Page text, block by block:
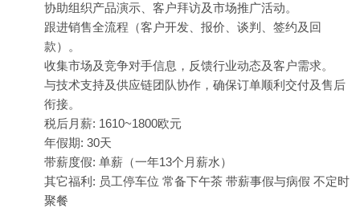
协助组织产品演示、客户拜访及市场推广活动。
跟进销售全流程（客户开发、报价、谈判、签约及回
款）。
收集市场及竞争对手信息，反馈行业动态及客户需求。
与技术支持及供应链团队协作，确保订单顺利交付及售后
衔接。
税后月薪: 1610~1800欧元
年假期: 30天
带薪度假: 单薪（一年13个月薪水）
其它福利: 员工停车位 常备下午茶 带薪事假与病假 不定时
聚餐